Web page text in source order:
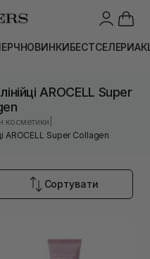
НОВИНКИБЕСТСЕЛЕРИ
AROCELL Super
косметики
AROCELL Super Collagen
Сортувати